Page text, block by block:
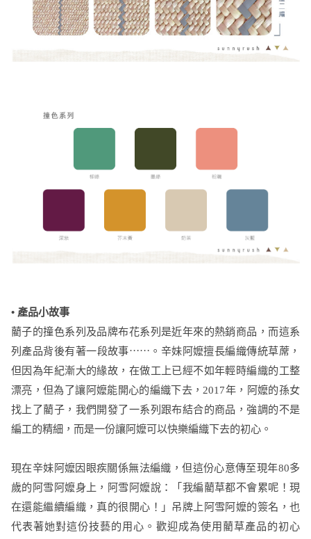
• 產品小故事
藺子的撞色系列及品牌布花系列是近年來的熱銷商品，而這系
列產品背後有著一段故事⋯⋯。辛妹阿嬤擅長編織傳統草蓆，
但因為年紀漸大的緣故，在做工上已經不如年輕時編織的工整
漂亮，但為了讓阿嬤能開心的編織下去，2017年，阿嬤的孫女
找上了藺子，我們開發了一系列跟布結合的商品，強調的不是
編工的精細，而是一份讓阿嬤可以快樂編織下去的初心。
現在辛妹阿嬤因眼疾關係無法編織，但這份心意傳至現年80多
歲的阿雪阿嬤身上，阿雪阿嬤說：「我編藺草都不會累呢！現
在還能繼續編織，真的很開心！」吊牌上阿雪阿嬤的簽名，也
代表著她對這份技藝的用心。歡迎成為使用藺草產品的初心